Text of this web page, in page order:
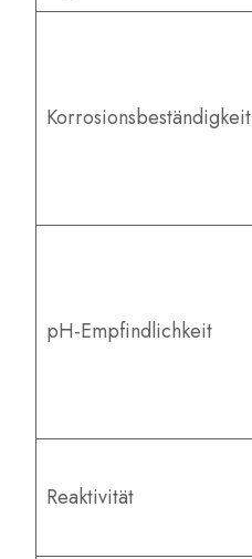
Korrosionsbeständigkeit
pH-Empfindlichkeit
Reaktivität